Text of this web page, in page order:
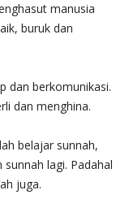
manusia
buruk dan
dan berkomunikasi.
dan menghina.
belajar sunnah,
lagi. Padahal
juga.